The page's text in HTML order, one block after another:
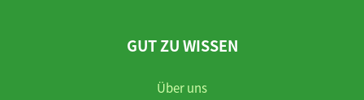
GUT ZU WISSEN
Über uns